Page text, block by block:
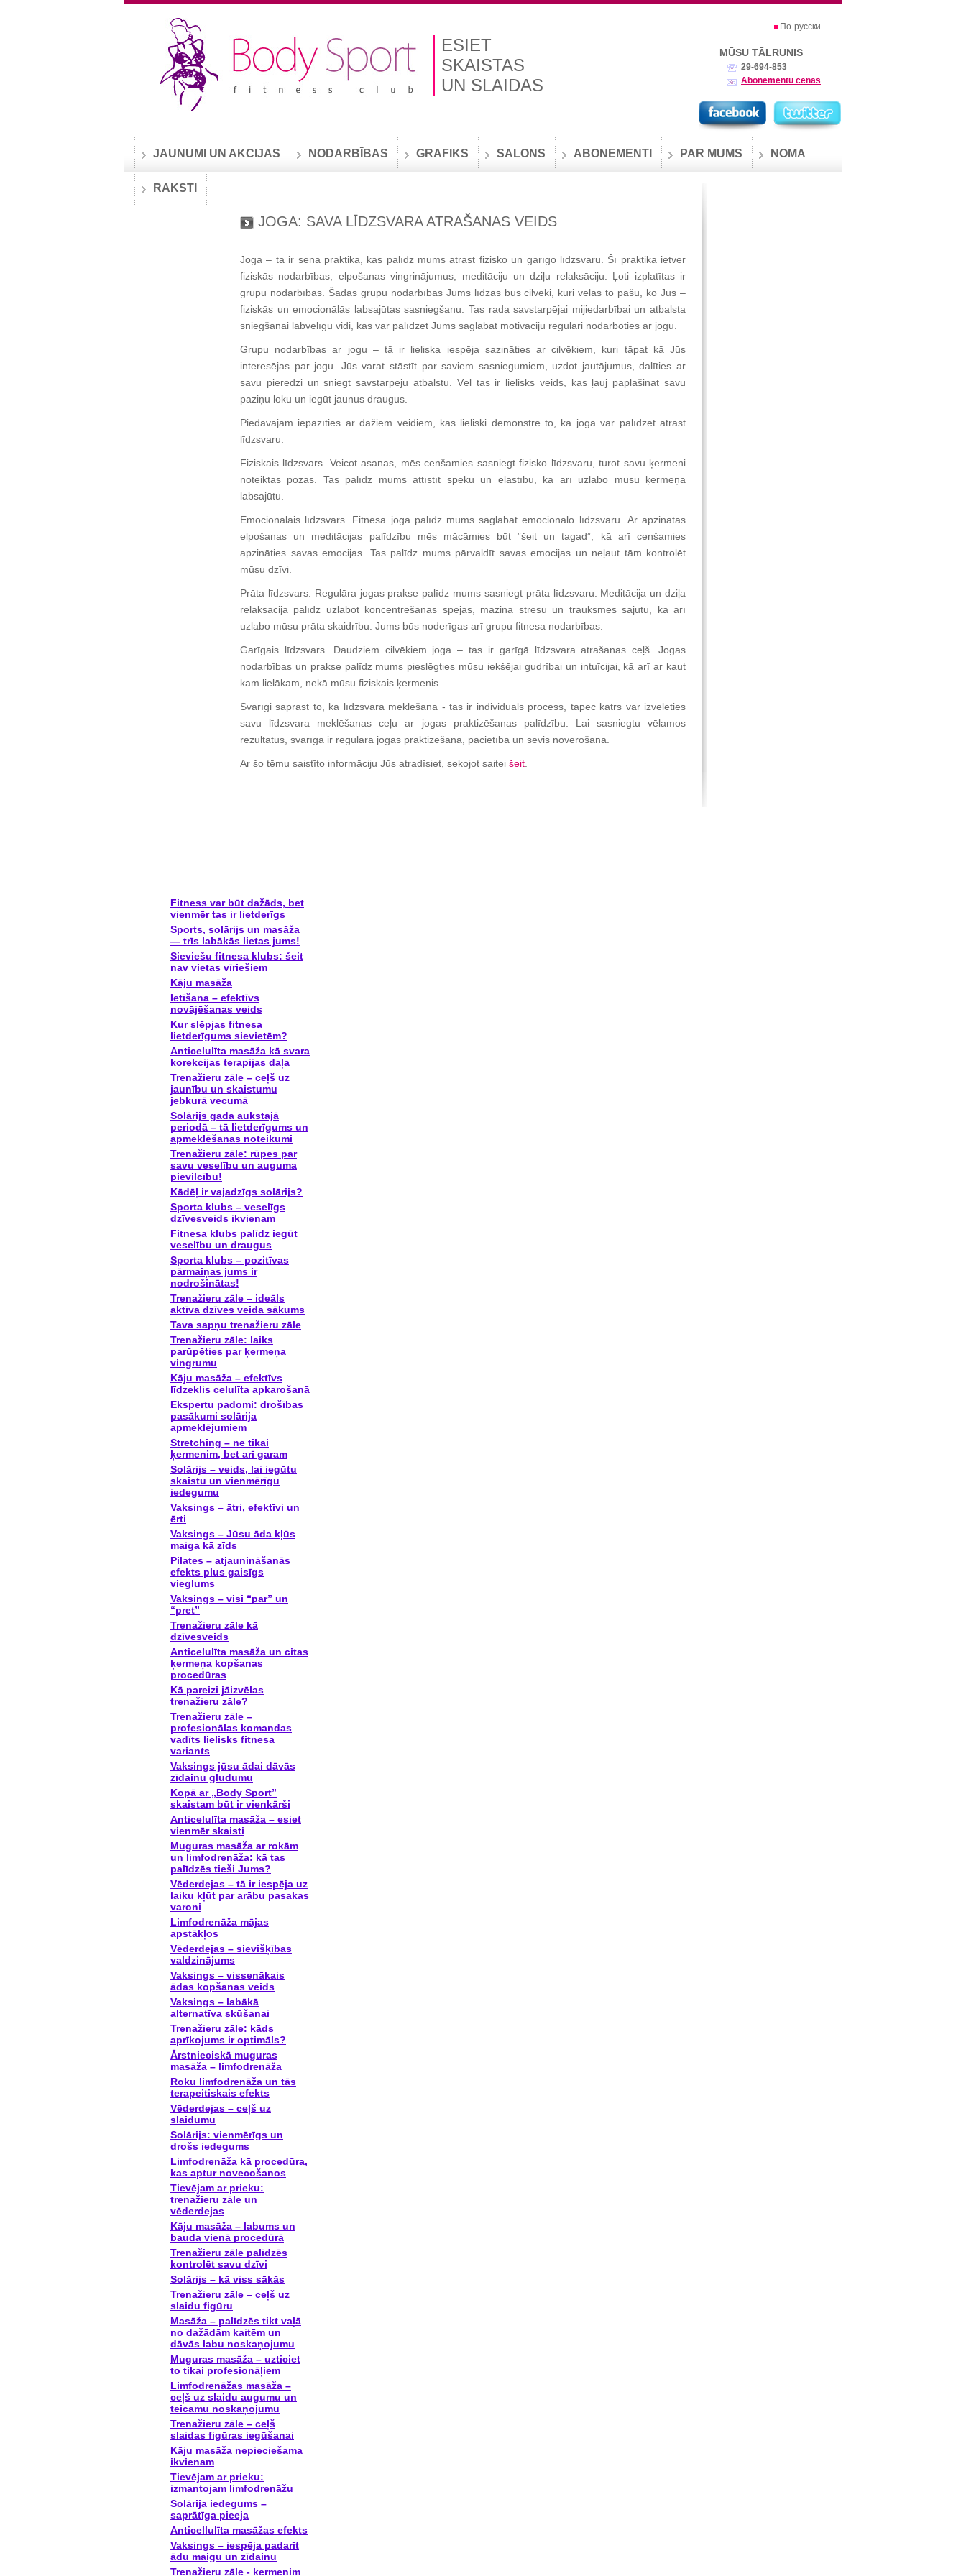
ESIET
SKAISTAS
UN SLAIDAS
По-русски
MŪSU TĀLRUNIS
29-694-853
Abonementu cenas
JAUNUMI UN AKCIJAS NODARBĪBAS GRAFIKS SALONS ABONEMENTI PAR MUMS NOMA
RAKSTI
JOGA: SAVA LĪDZSVARA ATRAŠANAS VEIDS
Joga – tā ir sena praktika, kas palīdz mums atrast fizisko un garīgo līdzsvaru.
Šī praktika ietver
fiziskās nodarbības, elpošanas vingrinājumus, meditāciju un dziļu relaksāciju.
Ļoti izplatītas ir
grupu nodarbības.
Šādās grupu nodarbībās Jums līdzās būs cilvēki, kuri vēlas to pašu, ko Jūs –
fiziskās un emocionālās labsajūtas sasniegšanu.
Tas rada savstarpējai mijiedarbībai un atbalsta
sniegšanai labvēlīgu vidi, kas var palīdzēt Jums saglabāt motivāciju regulāri nodarboties ar jogu.
Grupu nodarbības ar jogu – tā ir lieliska iespēja sazināties ar cilvēkiem, kuri tāpat kā Jūs
interesējas par jogu.
Jūs varat stāstīt par saviem sasniegumiem, uzdot jautājumus, dalīties ar
savu pieredzi un sniegt savstarpēju atbalstu.
Vēl tas ir lielisks veids, kas ļauj paplašināt savu
paziņu loku un iegūt jaunus draugus.
Piedāvājam iepazīties ar dažiem veidiem, kas lieliski demonstrē to, kā joga var palīdzēt atrast
līdzsvaru:
Fiziskais līdzsvars.
Veicot asanas, mēs cenšamies sasniegt fizisko līdzsvaru, turot savu ķermeni
noteiktās pozās.
Tas palīdz mums attīstīt spēku un elastību, kā arī uzlabo mūsu ķermeņa
labsajūtu.
Emocionālais līdzsvars. Fitnesa joga palīdz mums saglabāt emocionālo līdzsvaru.
Ar apzinātās
elpošanas un meditācijas palīdzību mēs mācāmies būt ”šeit un tagad”, kā arī cenšamies
apzināties savas emocijas.
Tas palīdz mums pārvaldīt savas emocijas un neļaut tām kontrolēt
mūsu dzīvi.
Prāta līdzsvars. Regulāra jogas prakse palīdz mums sasniegt prāta līdzsvaru.
Meditācija un dziļa
relaksācija palīdz uzlabot koncentrēšanās spējas, mazina stresu un trauksmes sajūtu, kā arī
uzlabo mūsu prāta skaidrību. Jums būs noderīgas arī grupu fitnesa nodarbības.
Garīgais līdzsvars. Daudziem cilvēkiem joga – tas ir garīgā līdzsvara atrašanas ceļš.
Jogas
nodarbības un prakse palīdz mums pieslēgties mūsu iekšējai gudrībai un intuīcijai, kā arī ar kaut
kam lielākam, nekā mūsu fiziskais ķermenis.
Svarīgi saprast to, ka līdzsvara meklēšana - tas ir individuāls process, tāpēc katrs var izvēlēties
savu līdzsvara meklēšanas ceļu ar jogas praktizēšanas palīdzību.
Lai sasniegtu vēlamos
rezultātus, svarīga ir regulāra jogas praktizēšana, pacietība un sevis novērošana.
Ar šo tēmu saistīto informāciju Jūs atradīsiet, sekojot saitei šeit
Fitness var būt dažāds, bet
vienmēr tas ir lietderīgs
Sports, solārijs un masāža
— trīs labākās lietas jums!
Sieviešu fitnesa klubs: šeit
nav vietas vīriešiem
Kāju masāža
Ietīšana – efektīvs
novājēšanas veids
Kur slēpjas fitnesa
lietderīgums sievietēm?
Anticelulīta masāža kā svara
korekcijas terapijas daļa
Trenažieru zāle – ceļš uz
jaunību un skaistumu
jebkurā vecumā
Solārijs gada aukstajā
periodā – tā lietderīgums un
apmeklēšanas noteikumi
Trenažieru zāle: rūpes par
savu veselību un auguma
pievilcību!
Kādēļ ir vajadzīgs solārijs?
Sporta klubs – veselīgs
dzīvesveids ikvienam
Fitnesa klubs palīdz iegūt
veselību un draugus
Sporta klubs – pozitīvas
pārmaiņas jums ir
nodrošinātas!
Trenažieru zāle – ideāls
aktīva dzīves veida sākums
Tava sapņu trenažieru zāle
Trenažieru zāle: laiks
parūpēties par ķermeņa
vingrumu
Kāju masāža – efektīvs
līdzeklis celulīta apkarošanā
Ekspertu padomi: drošības
pasākumi solārija
apmeklējumiem
Stretching – ne tikai
ķermenim, bet arī garam
Solārijs – veids, lai iegūtu
skaistu un vienmērīgu
iedegumu
Vaksings – ātri, efektīvi un
ērti
Vaksings – Jūsu āda kļūs
maiga kā zīds
Pilates – atjaunināšanās
efekts plus gaisīgs
vieglums
Vaksings – visi “par” un
“pret”
Trenažieru zāle kā
dzīvesveids
Anticelulīta masāža un citas
ķermeņa kopšanas
procedūras
Kā pareizi jāizvēlas
trenažieru zāle?
Trenažieru zāle –
profesionālas komandas
vadīts lielisks fitnesa
variants
Vaksings jūsu ādai dāvās
zīdainu gludumu
Kopā ar „Body Sport”
skaistam būt ir vienkārši
Anticelulīta masāža – esiet
vienmēr skaisti
Muguras masāža ar rokām
un limfodrenāža: kā tas
palīdzēs tieši Jums?
Vēderdejas – tā ir iespēja uz
laiku kļūt par arābu pasakas
varoni
Limfodrenāža mājas
apstākļos
Vēderdejas – sievišķības
valdzinājums
Vaksings – vissenākais
ādas kopšanas veids
Vaksings – labākā
alternatīva skūšanai
Trenažieru zāle: kāds
aprīkojums ir optimāls?
Ārstnieciskā muguras
masāža – limfodrenāža
Roku limfodrenāža un tās
terapeitiskais efekts
Vēderdejas – ceļš uz
slaidumu
Solārijs: vienmērīgs un
drošs iedegums
Limfodrenāža kā procedūra,
kas aptur novecošanos
Tievējam ar prieku:
trenažieru zāle un
vēderdejas
Kāju masāža – labums un
bauda vienā procedūrā
Trenažieru zāle palīdzēs
kontrolēt savu dzīvi
Solārijs – kā viss sākās
Trenažieru zāle – ceļš uz
slaidu figūru
Masāža – palīdzēs tikt vaļā
no dažādām kaitēm un
dāvās labu noskaņojumu
Muguras masāža – uzticiet
to tikai profesionāļiem
Limfodrenāžas masāža –
ceļš uz slaidu augumu un
teicamu noskaņojumu
Trenažieru zāle – ceļš
slaidas figūras iegūšanai
Kāju masāža nepieciešama
ikvienam
Tievējam ar prieku:
izmantojam limfodrenāžu
Solārija iedegums –
saprātīga pieeja
Anticellulīta masāžas efekts
Vaksings – iespēja padarīt
ādu maigu un zīdainu
Trenažieru zāle - ķermenim